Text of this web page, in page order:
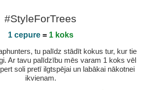
#StyleForTrees
1 cepure= 1 koks
tu palīdz stādīt kokus tur, kur tie
Ar tavu palīdzību mēs varam 1 koks vēl
soli pretī ilgtspējai un labākai nākotnei
ikvienam.